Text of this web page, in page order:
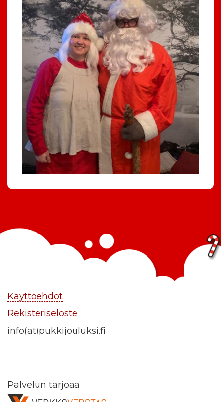
Käyttöehdot
Rekisteriseloste
info(at)pukkijouluksi.fi
Palvelun tarjoaa